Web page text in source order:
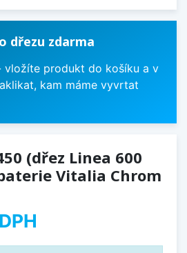
dřezu zdarma
vložíte produkt do košíku a v
kam máme vyvrtat
(dřez Linea 600
Vitalia Chrom